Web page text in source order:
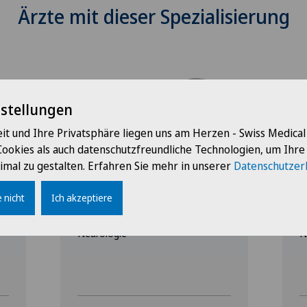
Ärzte mit dieser Spezialisierung
Clinique Générale-Beaulieu
Dr. med. Constanze
Kämpfer
Spezialisierung
Neurologie
und Ihre Privatsphäre liegen uns am Herzen - Swiss
als auch datenschutzfreundliche Technologien, um
zu gestalten. Erfahren Sie mehr in unserer
nicht Ich akzeptiere